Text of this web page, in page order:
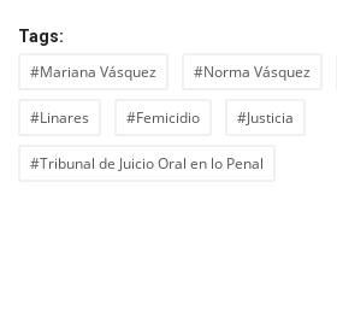
Tags:
#Mariana Vásquez #Norma Vásquez
#Linares #Femicidio #Justicia
#Tribunal de Juicio Oral en lo Penal